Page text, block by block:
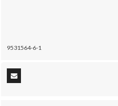
9531564-6-1